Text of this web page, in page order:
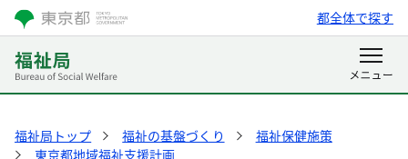
都全体で探す
福祉局トップ 福祉の基盤づくり
福祉保健施策
東京都地域福祉支援計画